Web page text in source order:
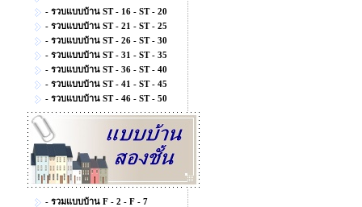
- รวบแบบบ้าน ST - 16 - ST - 20
- รวบแบบบ้าน ST - 21 - ST - 25
- รวบแบบบ้าน ST - 26 - ST - 30
- รวบแบบบ้าน ST - 31 - ST - 35
- รวบแบบบ้าน ST - 36 - ST - 40
- รวบแบบบ้าน ST - 41 - ST - 45
- รวบแบบบ้าน ST - 46 - ST - 50
- รวมแบบบ้าน F - 2 - F - 7